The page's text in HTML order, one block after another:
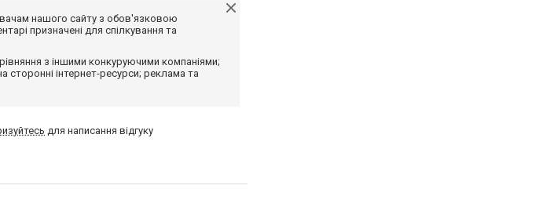
нашого сайту з обов'язковою
призначені для спілкування та
з іншими конкуруючими компаніями;
сторонні інтернет-ресурси; реклама та
для написання відгуку